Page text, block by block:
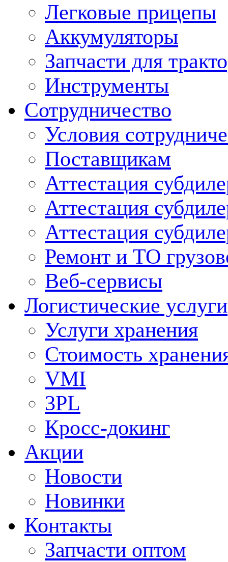
Легковые прицепы
Аккумуляторы
Запчасти для
Инструменты
Сотрудничество
Условия
Поставщикам
Аттестация
Аттестация
Аттестация
Ремонт и ТО
Веб-сервисы
Логистические услуги
Услуги хранения
Стоимость
VMI
3PL
Кросс-докинг
Акции
Новости
Новинки
Контакты
Запчасти оптом